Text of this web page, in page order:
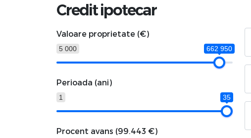
Credit ipotecar
Valoare proprietate (€)
5 000 662 950
Perioada (ani)
1 35
Procent avans (99.443 €)